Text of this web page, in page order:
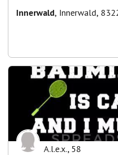
Innerwald, Innerwald,
A.l.e.x., 58